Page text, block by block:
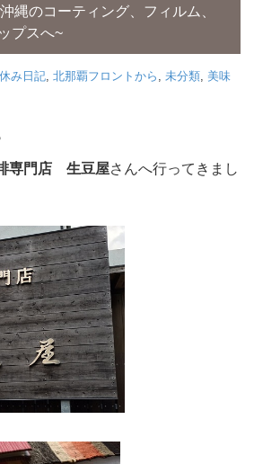
縄のコーティング、フィルム、
プスへ~
み日記 北那覇フロントから 未分類 美味
専門店 生豆屋さんへ行ってきまし